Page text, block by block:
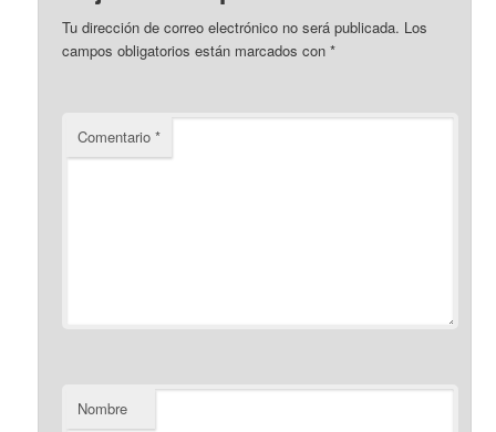
Tu dirección de correo electrónico no será publicada. Los
campos obligatorios están marcados con*
Comentario*
Nombre